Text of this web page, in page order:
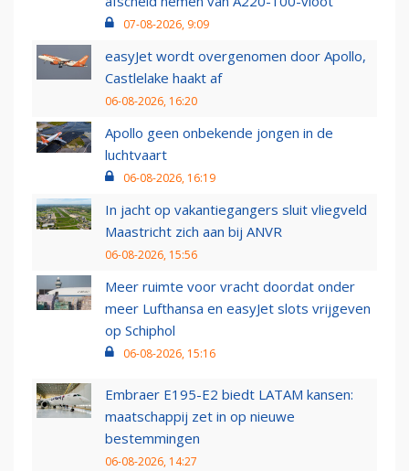
07-08-2026, 9:09
easyJet wordt overgenomen door Apollo,
Castlelake haakt af
06-08-2026, 16:20
Apollo geen onbekende jongen in de
luchtvaart
06-08-2026, 16:19
In jacht op vakantiegangers sluit vliegveld
Maastricht zich aan bij ANVR
06-08-2026, 15:56
Meer ruimte voor vracht doordat onder
meer Lufthansa en easyJet slots vrijgeven
op Schiphol
06-08-2026, 15:16
Embraer E195-E2 biedt LATAM kansen:
maatschappij zet in op nieuwe
bestemmingen
06-08-2026, 14:27